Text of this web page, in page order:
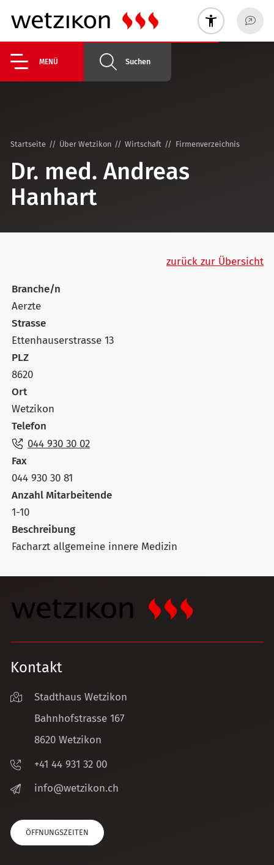
MENÜ Suchen
Startseite Über Wetzikon Wirtschaft Firmenverzeichnis
Dr. med. Andreas
Hanhart
zurück zur Übersicht
Branche/n
Aerzte
Strasse
Ettenhauserstrasse 13
PLZ
8620
Ort
Wetzikon
Telefon
044 930 30 02
Fax
044 930 30 81
Anzahl Mitarbeitende
1-10
Beschreibung
Facharzt allgemeine innere Medizin
Kontakt
Stadthaus Wetzikon
Bahnhofstrasse 167
8620 Wetzikon
+41 44 931 32 00
nf
w tz k n ch
ÖFFNUNGSZEITEN